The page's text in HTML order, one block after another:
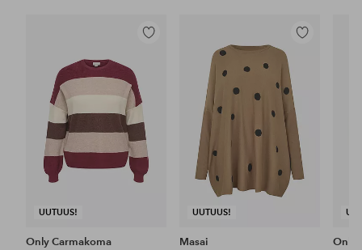
UUTUUS!
Lisää
Only Carmakoma
UUTUUS!
Lisää
Masai
Only